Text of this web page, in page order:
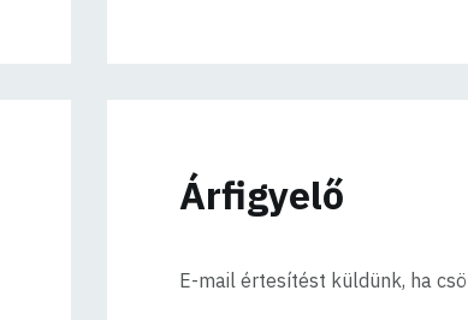
Árfigyelő
E-mail értesítést küldünk, ha